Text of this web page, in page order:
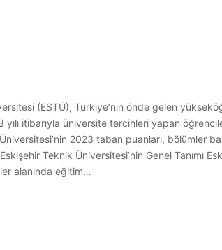
(ESTÜ), Türkiye’nin önde gelen
itibarıyla üniversite tercihleri yapan
2023 taban puanları, bölümler
Teknik Üniversitesi’nin Genel Tanımı
alanında eğitim…